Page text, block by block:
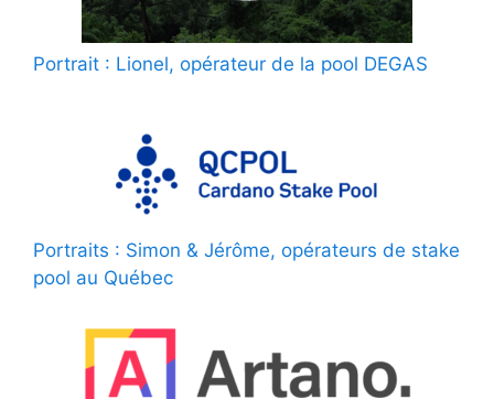
Portrait : Lionel, opérateur de la pool DEGAS
Portraits : Simon & Jérôme, opérateurs de stake
pool au Québec